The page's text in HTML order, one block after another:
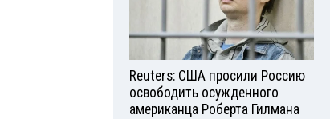
Reuters: США просили Россию
освободить осужденного
американца Роберта Гилмана